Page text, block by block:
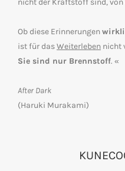
nicht der Kraftstoff sind, von
Ob diese Erinnerungen
ist für dasWeiterleben nicht
Sie sind nur Brennstoff. «
After Dark
(Haruki Murakami)